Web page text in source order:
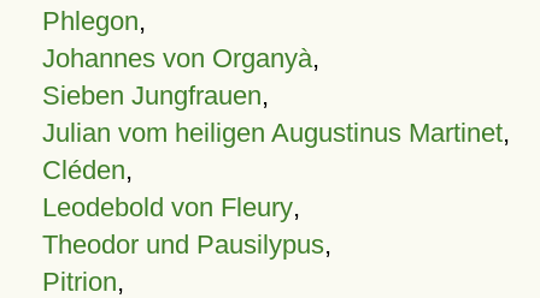
Phlegon,
Johannes von Organyà,
Sieben Jungfrauen,
Julian vom heiligen Augustinus Martinet,
Cléden,
Leodebold von Fleury,
Theodor und Pausilypus,
Pitrion,